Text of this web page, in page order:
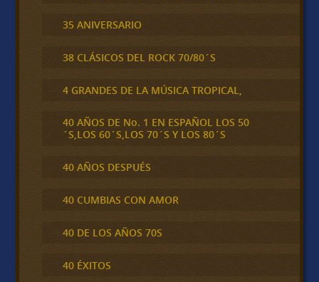
35 ANIVERSARIO
38 CLÁSICOS DEL ROCK 70/80´S
4 GRANDES DE LA MÚSICA TROPICAL,
40 AÑOS DE No. 1 EN ESPAÑOL LOS 50
´S,LOS 60´S,LOS 70´S Y LOS 80´S
40 AÑOS DESPUÉS
40 CUMBIAS CON AMOR
40 DE LOS AÑOS 70S
40 ÉXITOS